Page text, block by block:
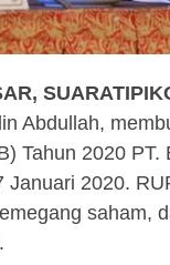
Abdullah,
Tahun 2020
Januari 2020.
saham,